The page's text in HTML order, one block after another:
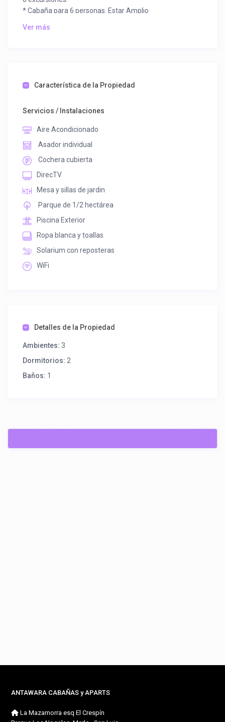
* Cabaña para 6 personas. Estar Amplio
* Baño antebaño con bañadera
* 2 Dormitorios . Sommiers en las habitaciones
Ver más
Característica de la Propiedad
Servicios / Instalaciones
Aire Acondicionado
Asador individual
Cochera cubierta
DirecTV
Mesa y sillas de jardin
Parque de 1/2 hectárea
Piscina Exterior
Ropa blanca y toallas
Solarium con reposteras
WiFi
Detalles de la Propiedad
Ambientes: 3
Dormitorios: 2
Baños: 1
ANTAWARA CABAÑAS y APARTS
La Mazamorra esq El Crespín